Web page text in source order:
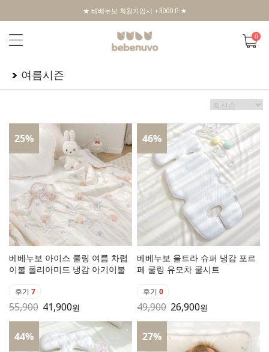
★ 베베누보 회원가입시 +3000 P ★
0
여름시즌
25%
베베누보 아이스 쿨링 여름 차렵
이불 폴리아미드 냉감 아기이불
후기 7
55,900 41,900원
46%
베베누보 울트라 슈퍼 냉감 포르
페 쿨링 유모차 쿨시트
후기 0
49,900 26,900원
44% 27%